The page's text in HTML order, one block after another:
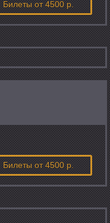
Билеты от 4500 р.
Билеты от 4500 р.